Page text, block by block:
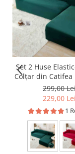
Set 2 Huse
Colțar din Catifea
– M+L
299,00
229,00 Lei
1